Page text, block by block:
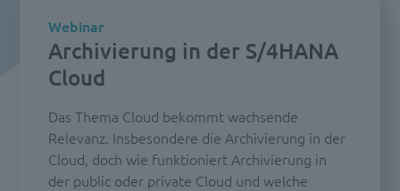
Archivierung in der S/4HANA
Cloud
Webinar
Das Thema Cloud bekommt wachsende
Relevanz. Insbesondere die Archivierung in der
Cloud, doch wie funktioniert Archivierung in
der public oder private Cloud und welche